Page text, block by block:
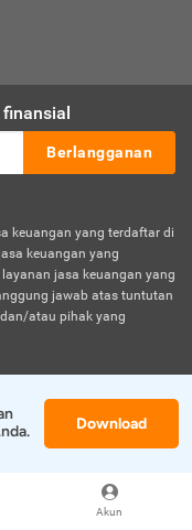
Akun
Berlangganan
keuangan yang terdaftar di
keuangan yang
jasa keuangan yang
jawab atas tuntutan
atau pihak yang
Download